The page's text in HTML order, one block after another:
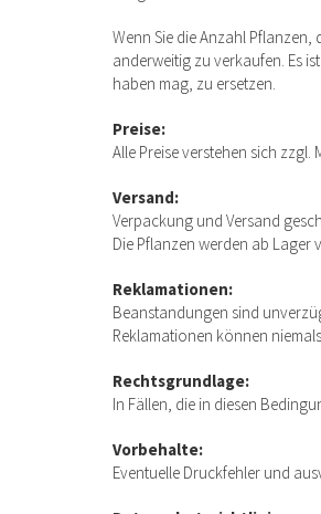
Wenn Sie die Anzahl
anderweitig zu verkaufen. Es
haben mag, zu ersetzen.
Preise:
Alle Preise verstehen sich zzgl.
Versand:
Verpackung und Versand
Die Pflanzen werden ab Lager
Reklamationen:
Beanstandungen sind
Reklamationen können
Rechtsgrundlage:
In Fällen, die in diesen
Vorbehalte:
Eventuelle Druckfehler und